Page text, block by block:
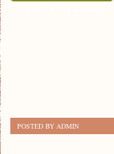
POSTED BY ADMIN